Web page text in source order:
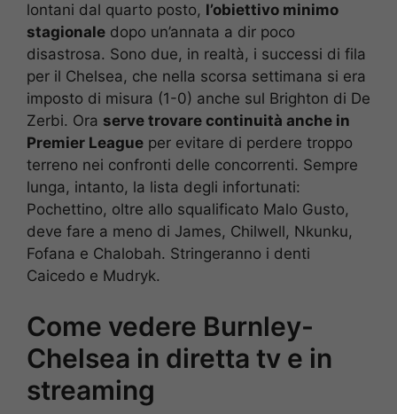
lontani dal quarto posto, l’obiettivo minimo
stagionale dopo un’annata a dir poco
disastrosa. Sono due, in realtà, i successi di fila
per il Chelsea, che nella scorsa settimana si era
imposto di misura (1-0) anche sul Brighton di De
Zerbi. Ora serve trovare continuità anche in
Premier League per evitare di perdere troppo
terreno nei confronti delle concorrenti. Sempre
lunga, intanto, la lista degli infortunati:
Pochettino, oltre allo squalificato Malo Gusto,
deve fare a meno di James, Chilwell, Nkunku,
Fofana e Chalobah. Stringeranno i denti
Caicedo e Mudryk.
Come vedere Burnley-
Chelsea in diretta tv e in
streaming